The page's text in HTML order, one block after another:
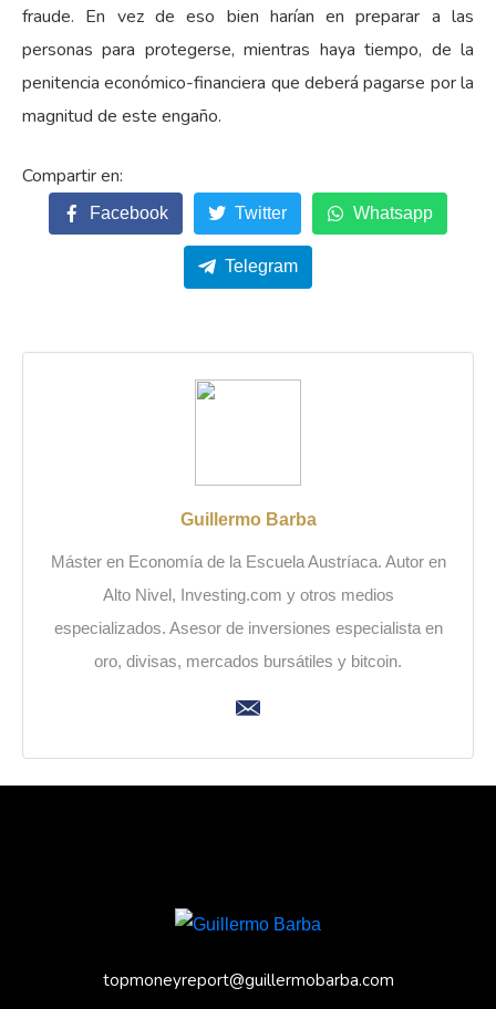
fraude. En vez de eso bien harían en preparar a las
personas para protegerse, mientras haya tiempo, de la
penitencia económico-financiera que deberá pagarse por la
magnitud de este engaño.
Facebook Twitter Whatsapp
Telegram
Guillermo Barba
Máster en Economía de la Escuela Austríaca. Autor en
Alto Nivel, Investing.com y otros medios
especializados. Asesor de inversiones especialista en
oro, divisas, mercados bursátiles y bitcoin.
topmoneyreport@guillermobarba.com